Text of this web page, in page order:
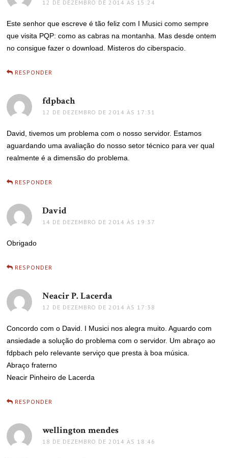
12 DE DEZEMBRO DE 2014 ÀS 15:24
Este senhor que escreve é tão feliz com I Musici como sempre
que visita PQP: como as cabras na montanha. Mas desde ontem
no consigue fazer o download. Misteros do ciberspacio.
RESPONDER
fdpbachdisse:
12 DE DEZEMBRO DE 2014 ÀS 17:31
David, tivemos um problema com o nosso servidor. Estamos
aguardando uma avaliação do nosso setor técnico para ver qual
realmente é a dimensão do problema.
RESPONDER
David
14 DE DEZEMBRO DE 2014 ÀS 19:37
Obrigado
RESPONDER
Neacir P. Lacerda
12 DE DEZEMBRO DE 2014 ÀS 17:38
Concordo com o David. I Musici nos alegra muito. Aguardo com
ansiedade a solução do problema com o servidor. Um abraço ao
fdpbach pelo relevante serviço que presta à boa música.
Abraço fraterno
Neacir Pinheiro de Lacerda
RESPONDER
wellington mendes
18 DE DEZEMBRO DE 2014 ÀS 18:46